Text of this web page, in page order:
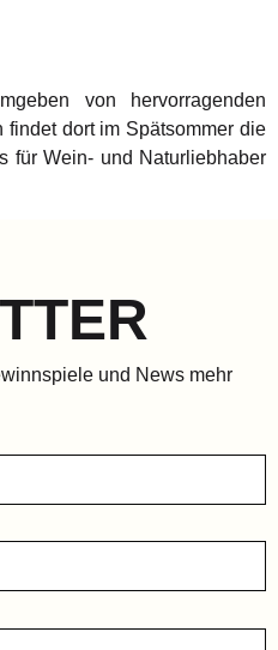
von hervorragenden
dort im Spätsommer die
für Wein- und Naturliebhaber
und News mehr